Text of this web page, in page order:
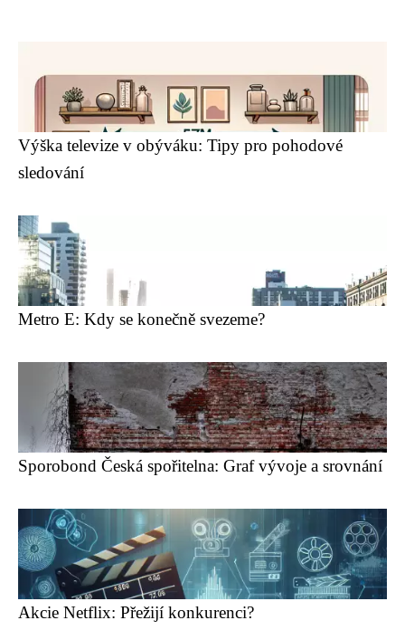
Výška televize v obýváku: Tipy pro pohodové
sledování
Metro E: Kdy se konečně svezeme?
Sporobond Česká spořitelna: Graf vývoje a srovnání
Akcie Netflix: Přežijí konkurenci?